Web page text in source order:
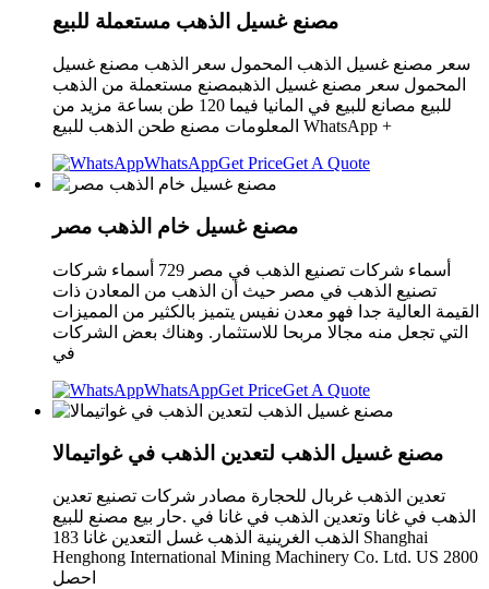
مصنع غسيل الذهب مستعملة للبيع
سعر مصنع غسيل الذهب المحمول سعر الذهب مصنع غسيل
المحمول سعر مصنع غسيل الذهبمصنع مستعملة من الذهب
للبيع مصانع للبيع في المانيا فيما 120 طن بساعة مزيد من
المعلومات مصنع طحن الذهب للبيع WhatsApp +
WhatsAppGet PriceGet A Quote
مصنع غسيل خام الذهب مصر
أسماء شركات تصنيع الذهب في مصر 729 أسماء شركات
تصنيع الذهب في مصر حيث أن الذهب من المعادن ذات
القيمة العالية جدا فهو معدن نفيس يتميز بالكثير من المميزات
التي تجعل منه مجالا مربحا للاستثمار. وهناك بعض الشركات
في
WhatsAppGet PriceGet A Quote
مصنع غسيل الذهب لتعدين الذهب في غواتيمالا
تعدين الذهب غربال للحجارة مصادر شركات تصنيع تعدين
الذهب في غانا وتعدين الذهب في غانا في .حار بيع مصنع للبيع
الذهب الغرينية الذهب غسل التعدين غانا 183 Shanghai
Henghong International Mining Machinery Co. Ltd. US 2800
احصل